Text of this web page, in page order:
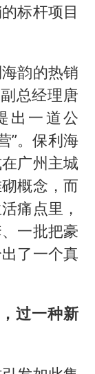
标杆项目
韵的热销
总经理唐
出一道公
”。保利海
广州主城
概念，而
痛点里，
一批把豪
了一个真
过一种新